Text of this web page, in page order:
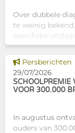
Over dubbele
te weinig
specifieke
zich
professionals als
Brussel biedt
een concrete
Dit nieuws tonen
Persberichten
29/07/2026
SCHOOLPREMIE
VOOR 300.000
In augustus
ouders van